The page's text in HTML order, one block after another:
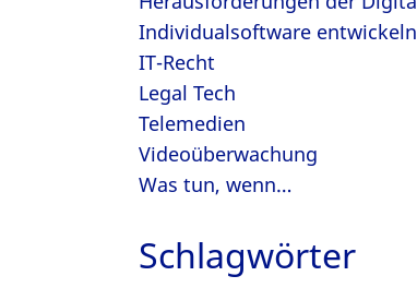
Individualsoftware entwickeln
IT-Recht
Legal Tech
Telemedien
Videoüberwachung
Was tun, wenn…
Schlagwörter